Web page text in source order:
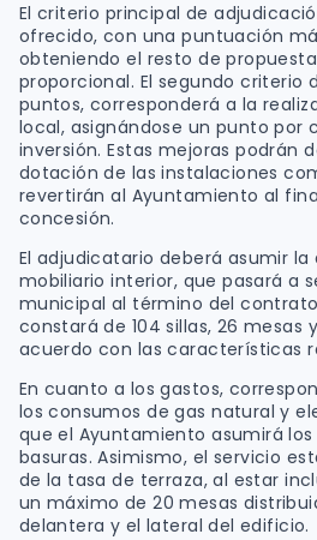
El criterio principal de
ofrecido, con una puntuación
obteniendo el resto de
proporcional. El segundo criterio
puntos, corresponderá a la
local, asignándose un punto por
inversión. Estas mejoras podrán
dotación de las instalaciones
revertirán al Ayuntamiento al
concesión.
El adjudicatario deberá asumir la
mobiliario interior, que pasará a
municipal al término del
constará de 104 sillas, 26 mesas
acuerdo con las características
En cuanto a los gastos,
los consumos de gas natural y
que el Ayuntamiento asumirá
basuras. Asimismo, el servicio
de la tasa de terraza, al estar
un máximo de 20 mesas
delantera y el lateral del edificio.